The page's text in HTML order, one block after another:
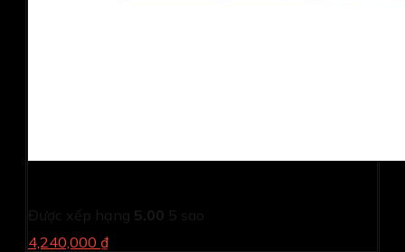
Được xếp hạng 5.00 5 sao
4,240,000 ₫